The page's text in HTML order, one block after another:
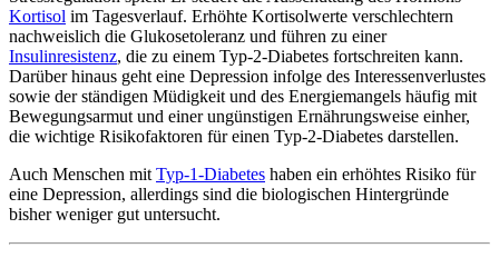
Kortisol im Tagesverlauf. Erhöhte Kortisolwerte verschlechtern
nachweislich die Glukosetoleranz und führen zu einer
Insulinresistenz, die zu einem Typ-2-Diabetes fortschreiten kann.
Darüber hinaus geht eine Depression infolge des Interessenverlustes
sowie der ständigen Müdigkeit und des Energiemangels häufig mit
Bewegungsarmut und einer ungünstigen Ernährungsweise einher,
die wichtige Risikofaktoren für einen Typ-2-Diabetes darstellen.
Auch Menschen mit Typ-1-Diabetes haben ein erhöhtes Risiko für
eine Depression, allerdings sind die biologischen Hintergründe
bisher weniger gut untersucht.